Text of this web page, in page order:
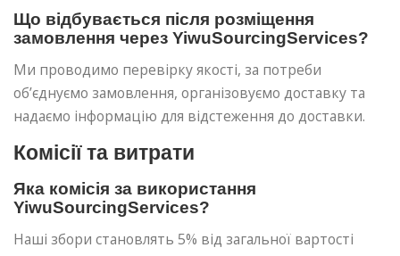
Що відбувається після розміщення
замовлення через YiwuSourcingServices?
Ми проводимо перевірку якості, за потреби
об’єднуємо замовлення, організовуємо доставку та
надаємо інформацію для відстеження до доставки.
Комісії та витрати
Яка комісія за використання
YiwuSourcingServices?
Наші збори становлять 5% від загальної вартості